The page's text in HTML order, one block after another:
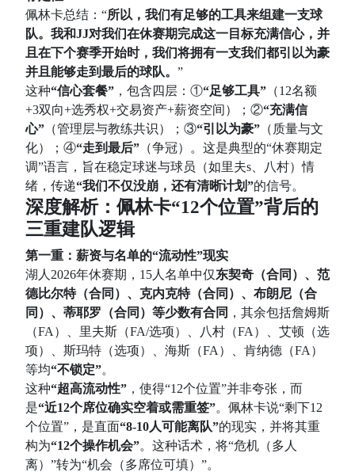
佩林卡总结：“所以，我们有足够的工具来组建一支球
队。我和JJ对我们在休赛期完成这一目标充满信心，并
且在下个赛季开始时，我们将拥有一支我们都引以为豪
并且能够走到最后的球队。 ”
这种“信心套餐” ，包含四层：①“足够工具” （12名额
+3双向+选秀权+交易资产+薪资空间）；②“充满信
心” （管理层与教练共识）；③“引以为豪” （质量与文
化）；④“走到最后” （争冠）。这是典型的“休赛期定
调”语言，旨在稳定球迷与球员（如里夫s、八村）情
绪，传递“我们不仅没崩，还有清晰计划”的信号。
深度解析：佩林卡“12个位置”背后的
三重建队逻辑
第一重：薪资与名单的“流动性”现实
湖人2026年休赛期，15人名单中仅东契奇（合同）、范
德比尔特（合同）、克内克特（合同）、布朗尼（合
同）、蒂耶罗（合同）等少数有合同 ，其余包括詹姆斯
（FA）、里夫斯（FA/选项）、八村（FA）、艾顿（选
项）、斯玛特（选项）、海斯（FA）、肯纳德（FA）
等均“不锁定”。
这种“超高流动性” ，使得“12个位置”并非夸张，而
是“近12个席位确实空着或需重签”。佩林卡说“剩下12
个位置”，是直面“8-10人可能离队”的现实，并将其重
构为“12个操作机会”。这种话术，将“危机（多人
离）”转为“机会（多席位可填）”。